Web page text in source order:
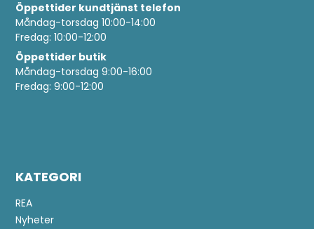
Öppettider kundtjänst telefon
Måndag-torsdag 10:00-14:00
Fredag: 10:00-12:00
Öppettider butik
Måndag-torsdag 9:00-16:00
Fredag: 9:00-12:00
KATEGORI
REA
Nyheter